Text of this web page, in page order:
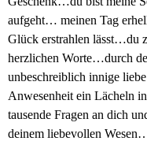
aufgeht… meinen Tag
Glück erstrahlen lässt…du
herzlichen Worte…durch
unbeschreiblich innige
Anwesenheit ein Lächeln
tausende Fragen an dich
deinem liebevollen